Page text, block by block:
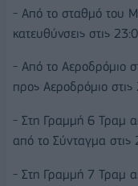
- Από το σταθμό του
κατευθύνσεις στις
- Από το Αεροδρόμιο
προς Αεροδρόμιο στις
- Στη Γραμμή 6 Τραμ
από το Σύνταγμα στις
- Στη Γραμμή 7 Τραμ